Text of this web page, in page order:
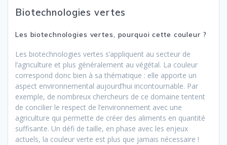
Biotechnologies vertes
Les biotechnologies vertes, pourquoi cette couleur ?
Les biotechnologies vertes s’appliquent au secteur de
l’agriculture et plus généralement au végétal. La couleur
correspond donc bien à sa thématique : elle apporte un
aspect environnemental aujourd’hui incontournable. Par
exemple, de nombreux chercheurs de ce domaine tentent
de concilier le respect de l’environnement avec une
agriculture qui permette de créer des aliments en quantité
suffisante. Un défi de taille, en phase avec les enjeux
actuels, la couleur verte est plus que jamais nécessaire !